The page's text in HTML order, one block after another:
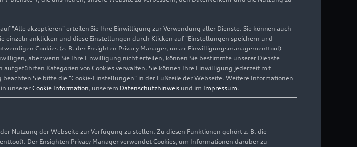
2023)
"Alle akzeptieren" erteilen Sie Ihre Einwilligung zur Verwendung aller Dienste. Sie können auch
einzeln anklicken und diese Einstellungen durch Klicken auf "Einstellungen speichern und
Cookies (z. B. der Ensighten Privacy Manager, unser Einwilligungsmanagementtool)
aber wenn Sie Ihre Einwilligung nicht erteilen, können Sie bestimmte unserer Dienste
Kategorien von Cookies verwalten. Sie können Ihre Einwilligung jederzeit mit
Sie bitte die "Cookie-Einstellungen" in der Fußzeile der Webseite. Weitere Informationen
unserer Cookie Information, unserem Datenschutzhinweis und im Impressum.
Nutzung der Webseite zur Verfügung zu stellen. Zu diesen Funktionen gehört z. B. die
Der Ensighten Privacy Manager verwendet Cookies, um Informationen darüber zu